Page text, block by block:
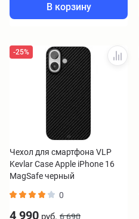
В корзину
-25%
Чехол для смартфона VLP
Kevlar Case Apple iPhone 16
MagSafe черный
0
4 990 руб. 6 690